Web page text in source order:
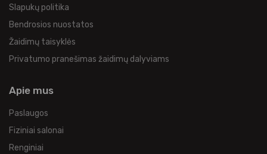
Slapukų politika
Bendrosios nuostatos
Žaidimų taisyklės
Privatumo pranešimas žaidimų dalyviams
Apie mus
Paslaugos
Fiziniai salonai
Renginiai